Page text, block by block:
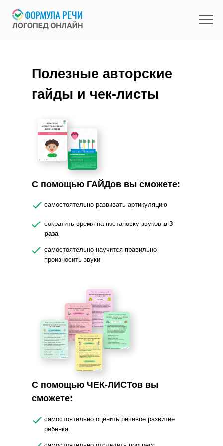
Полезные авторские
гайды и чек-листы
С помощью ГАЙДов вы сможете:
С помощью ЧЕК-ЛИСТов вы
сможете:
самостоятельно развивать артикуляцию
сократить время на постановку звуков в 3
раза
самостоятельно научится правильно
произносить звуки
самостоятельно оценить речевое развитие
ребенка